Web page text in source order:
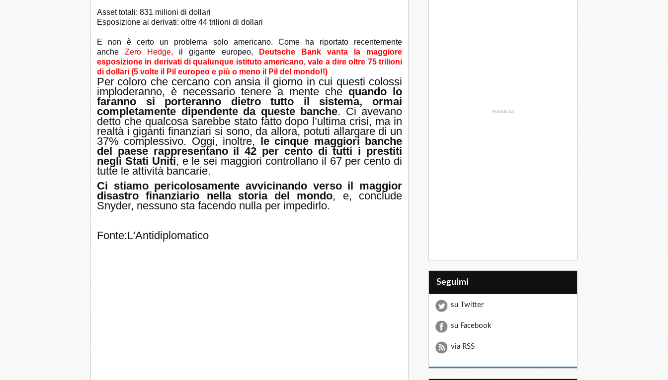
Asset totali: 831 milioni di dollari
Esposizione ai derivati: oltre 44 trilioni di dollari
E non è certo un problema solo americano. Come ha riportato recentemente
ancheZero Hedge, il gigante europeo,
Deutsche Bank vanta la maggiore
esposizione in derivati di qualunque istituto americano, vale a dire oltre 75 trilioni
di dollari (5 volte il Pil europeo e più o meno il Pil del mondo!!)
Per coloro che cercano con ansia il giorno in cui questi colossi
imploderanno, è necessario tenere a mente che quando lo
faranno si porteranno dietro tutto il sistema, ormai
completamente dipendente da queste banche. Ci avevano
detto che qualcosa sarebbe stato fatto dopo l’ultima crisi, ma in
realtà i giganti finanziari si sono, da allora, potuti allargare di un
37% complessivo. Oggi, inoltre, le cinque maggiori banche
del paese rappresentano il 42 per cento di tutti i prestiti
negli Stati Uniti, e le sei maggiori controllano il 67 per cento di
tutte le attività bancarie.
Ci stiamo pericolosamente avvicinando verso il maggior
disastro finanziario nella storia del mondo, e, conclude
Snyder, nessuno sta facendo nulla per impedirlo.
Fonte:L'Antidiplomatico
Pubblicità
Seguimi
su Twitter
su Facebook
via RSS